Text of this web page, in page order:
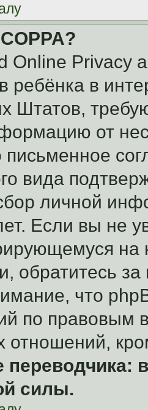
Online Privacy
ребёнка в
Штатов,
от
письменное
вида
личной
Если вы не
обратитесь
что
по правовым
отношений,
переводчика:
силы.